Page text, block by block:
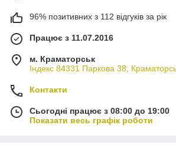
96% позитивних з 112 відгуків за рік
Працює з 11.07.2016
м. Краматорськ
Індекс 84331 Паркова 38,
Контакти
Сьогодні працює з 08:00 до 19:00
Показати весь графік роботи